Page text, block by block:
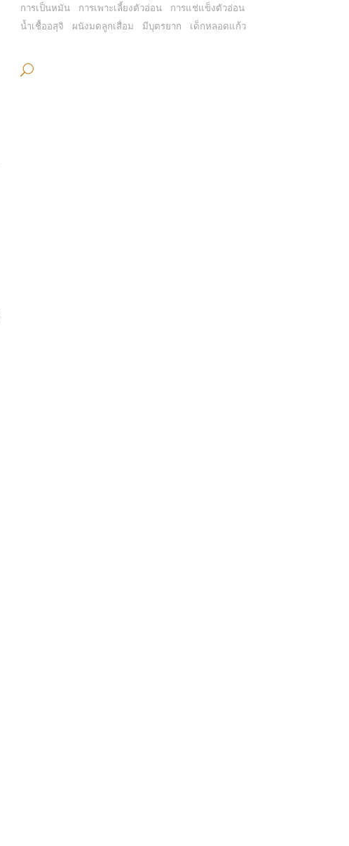
การเป็นหมัน
การเพาะเลี้ยงตัวอ่อน
การแช่แข็งตัวอ่อน
น้ำเชื้ออสุจิ
ผนังมดลูกเสื่อม มีบุตรยาก เด็กหลอดแก้ว